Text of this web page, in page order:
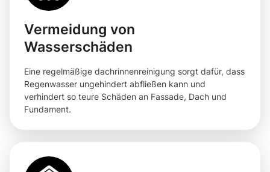
Vermeidung von
Wasserschäden
Eine regelmäßige dachrinnenreinigung sorgt dafür, dass
Regenwasser ungehindert abfließen kann und
verhindert so teure Schäden an Fassade, Dach und
Fundament.